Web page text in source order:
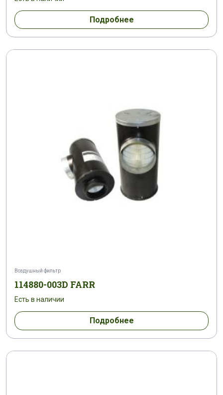
Подробнее
Воздушный фильтр
114880-003D FARR
Есть в наличии
Подробнее